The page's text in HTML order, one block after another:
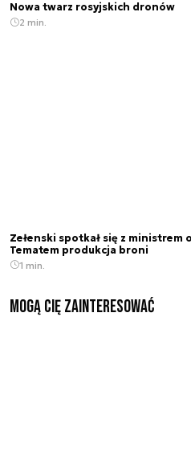
Nowa twarz rosyjskich dronów
2 min.
Zełenski spotkał się z
Tematem produkcja broni
1 min.
Mogą Cię zainteresować